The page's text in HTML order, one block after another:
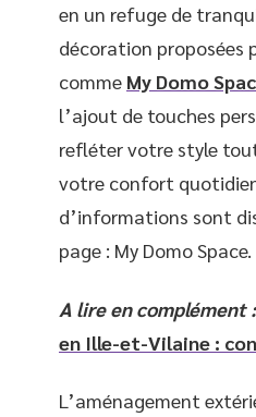
en un refuge de
décoration proposées
comme My Domo
l’ajout de touches
refléter votre style
votre confort
d’informations sont
page : My Domo Space.
A lire en complément :
en Ille-et-Vilaine :
L’aménagement